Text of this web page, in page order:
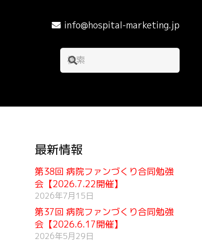
info@hospital-marketing.jp
最新情報
第38回 病院ファンづくり合同勉強
会【2026.7.22開催】
2026年7月15日
第37回 病院ファンづくり合同勉強
会【2026.6.17開催】
2026年5月29日